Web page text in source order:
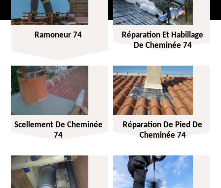
Ramoneur 74
Réparation Et Habillage
De Cheminée 74
Scellement De Cheminée
74
Réparation De Pied De
Cheminée 74